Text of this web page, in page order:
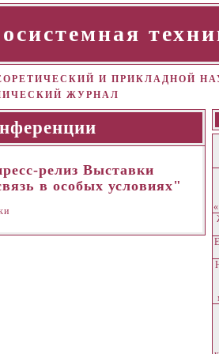
И ПРИКЛАДНОЙ
ЖУРНАЛ
релиз Выставки
в особых условиях"